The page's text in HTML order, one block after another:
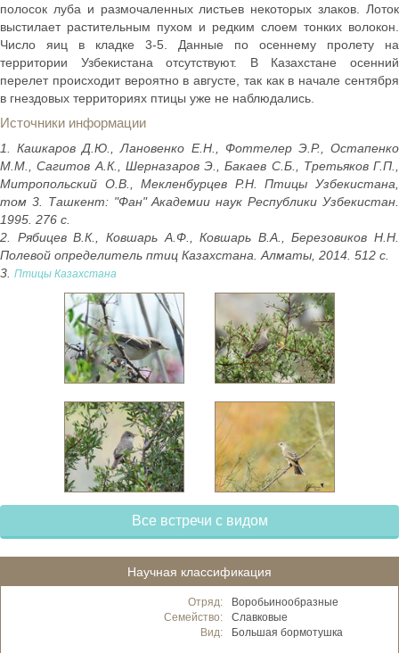
полосок луба и размочаленных листьев некоторых злаков. Лоток
выстилает растительным пухом и редким слоем тонких волокон.
Число яиц в кладке 3-5. Данные по осеннему пролету на
территории Узбекистана отсутствуют. В Казахстане осенний
перелет происходит вероятно в августе, так как в начале сентября
в гнездовых территориях птицы уже не наблюдались.
Источники информации
1. Кашкаров Д.Ю., Лановенко Е.Н., Фоттелер Э.Р., Остапенко
М.М., Сагитов А.К., Шерназаров Э., Бакаев С.Б., Третьяков Г.П.,
Митропольский О.В., Мекленбурцев Р.Н. Птицы Узбекистана,
том 3. Ташкент: "Фан" Академии наук Республики Узбекистан.
1995. 276 с.
2. Рябицев В.К., Ковшарь А.Ф., Ковшарь В.А., Березовиков Н.Н.
Полевой определитель птиц Казахстана. Алматы, 2014. 512 с.
3. Птицы Казахстана
Все встречи с видом
Научная классификация
Отряд:
Воробьинообразные
Семейство:
Славковые
Вид:
Большая бормотушка